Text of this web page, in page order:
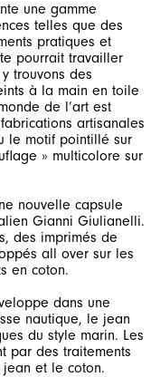
une gamme
telles que des
pratiques et
pourrait travailler
trouvons des
à la main en toile
de l’art est
artisanales
le motif pointillé sur
» multicolore sur
nouvelle capsule
Gianni Giulianelli.
des imprimés de
all over sur les
en coton.
dans une
nautique, le jean
du style marin. Les
par des traitements
jean et le coton.